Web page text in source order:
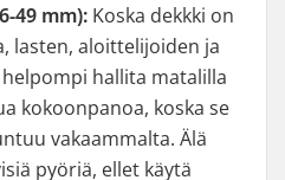
49 mm): Koska dekkki on
lasten, aloittelijoiden ja
hallita matalilla
kokoonpanoa, koska se
vakaammalta. Älä
pyöriä, ellet käytä